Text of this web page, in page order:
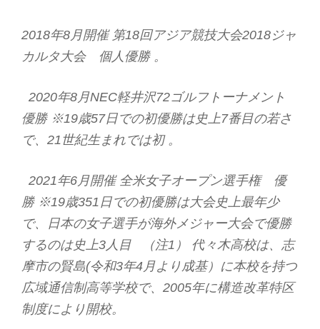
2018年8月開催 第18回アジア競技大会2018ジャ
カルタ大会 個人優勝 。
2020年8月NEC軽井沢72ゴルフトーナメント
優勝 ※19歳57日での初優勝は史上7番目の若さ
で、21世紀生まれでは初 。
2021年6月開催 全米女子オープン選手権 優
勝 ※19歳351日での初優勝は大会史上最年少
で、日本の女子選手が海外メジャー大会で優勝
するのは史上3人目 （注1） 代々木高校は、志
摩市の賢島(令和3年4月より成基）に本校を持つ
広域通信制高等学校で、2005年に構造改革特区
制度により開校。